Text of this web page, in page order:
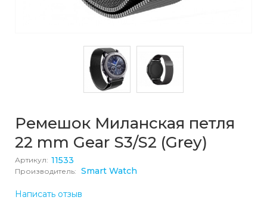
Ремешок Миланская петля
22 mm Gear S3/S2 (Grey)
Артикул: 11533
Производитель: Smart Watch
Написать отзыв